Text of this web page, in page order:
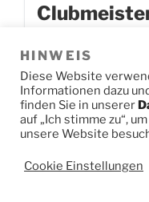
HINWEIS
Diese Website
Informationen dazu
finden Sie in unserer
auf „Ich stimme zu“,
unsere Website
Cookie Einstellungen